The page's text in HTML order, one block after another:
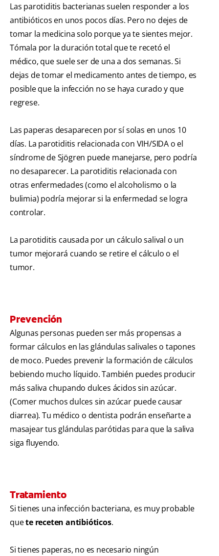
Las parotiditis bacterianas suelen responder a los
antibióticos en unos pocos días. Pero no dejes de
tomar la medicina solo porque ya te sientes mejor.
Tómala por la duración total que te recetó el
médico, que suele ser de una a dos semanas. Si
dejas de tomar el medicamento antes de tiempo, es
posible que la infección no se haya curado y que
regrese.
Las paperas desaparecen por sí solas en unos 10
días. La parotiditis relacionada con VIH/SIDA o el
síndrome de Sjögren puede manejarse, pero podría
no desaparecer. La parotiditis relacionada con
otras enfermedades (como el alcoholismo o la
bulimia) podría mejorar si la enfermedad se logra
controlar.
La parotiditis causada por un cálculo salival o un
tumor mejorará cuando se retire el cálculo o el
tumor.
Prevención
Algunas personas pueden ser más propensas a
formar cálculos en las glándulas salivales o tapones
de moco. Puedes prevenir la formación de cálculos
bebiendo mucho líquido. También puedes producir
más saliva chupando dulces ácidos sin azúcar.
(Comer muchos dulces sin azúcar puede causar
diarrea). Tu médico o dentista podrán enseñarte a
masajear tus glándulas parótidas para que la saliva
siga fluyendo.
Tratamiento
Si tienes una infección bacteriana, es muy probable
quete receten antibióticos.
Si tienes paperas, no es necesario ningún